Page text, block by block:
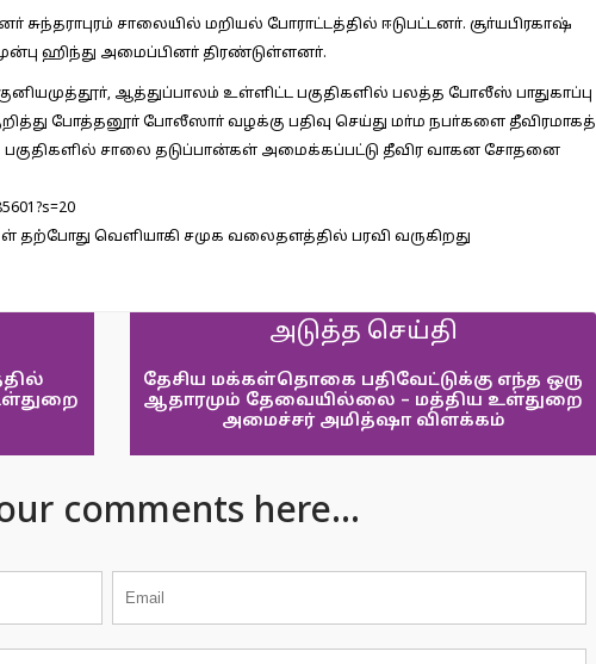
சாலையில் மறியல் போராட்டத்தில் ஈடுபட்டனா். சூா்யபிரகாஷ்
ஹிந்து அமைப்பினா் திரண்டுள்ளனா்.
ஆத்துப்பாலம் உள்ளிட்ட பகுதிகளில் பலத்த போலீஸ் பாதுகாப்பு
போத்தனூா் போலீஸாா் வழக்கு பதிவு செய்து மா்ம நபா்களை தீவிரமாகத்
பகுதிகளில் சாலை தடுப்பான்கள் அமைக்கப்பட்டு தீவிர வாகன சோதனை
தற்போது வெளியாகி சமுக வலைதளத்தில் பரவி வருகிறது
அடுத்த செய்தி
தேசிய மக்கள்தொகை பதிவேட்டுக்கு எந்த ஒரு
ஆதாரமும் தேவையில்லை – மத்திய உள்துறை
அமைச்சர் அமித்‌ஷா விளக்கம்
comments here...